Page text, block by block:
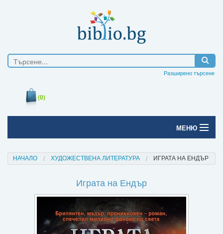
Разширено търсене
(0)
МЕНЮ
Електронни книги
НАЧАЛО ХУДОЖЕСТВЕНА ЛИТЕРАТУРА ИГРАТА НА ЕНДЪР
Играта на Ендър